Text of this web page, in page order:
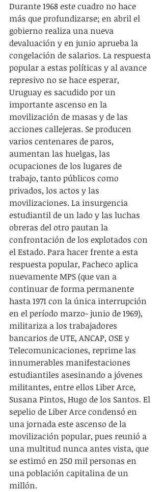
Durante 1968 este cuadro no hace
más que profundizarse; en abril el
gobierno realiza una nueva
devaluación y en junio aprueba la
congelación de salarios. La respuesta
popular a estas políticas y al avance
represivo no se hace esperar,
Uruguay es sacudido por un
importante ascenso en la
movilización de masas y de las
acciones callejeras. Se producen
varios centenares de paros,
aumentan las huelgas, las
ocupaciones de los lugares de
trabajo, tanto públicos como
privados, los actos y las
movilizaciones. La insurgencia
estudiantil de un lado y las luchas
obreras del otro pautan la
confrontación de los explotados con
el Estado. Para hacer frente a esta
respuesta popular, Pacheco aplica
nuevamente MPS (que van a
continuar de forma permanente
hasta 1971 con la única interrupción
en el período marzo- junio de 1969),
militariza a los trabajadores
bancarios de UTE, ANCAP, OSE y
Telecomunicaciones, reprime las
innumerables manifestaciones
estudiantiles asesinando a jóvenes
militantes, entre ellos Liber Arce,
Susana Pintos, Hugo de los Santos. El
sepelio de Liber Arce condensó en
una jornada este ascenso de la
movilización popular, pues reunió a
una multitud nunca antes vista, que
se estimó en 250 mil personas en
una población capitalina de un
millón.